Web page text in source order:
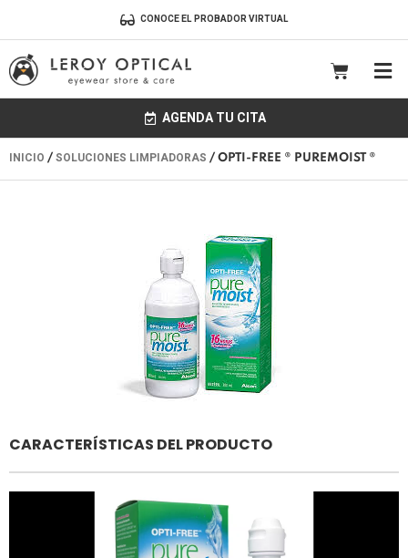
contenido
CONOCE EL PROBADOR VIRTUAL
CART
AGENDA TU CITA
INICIO / SOLUCIONES LIMPIADORAS / OPTI-FREE ® PUREMOIST ®
CARACTERÍSTICAS DEL PRODUCTO